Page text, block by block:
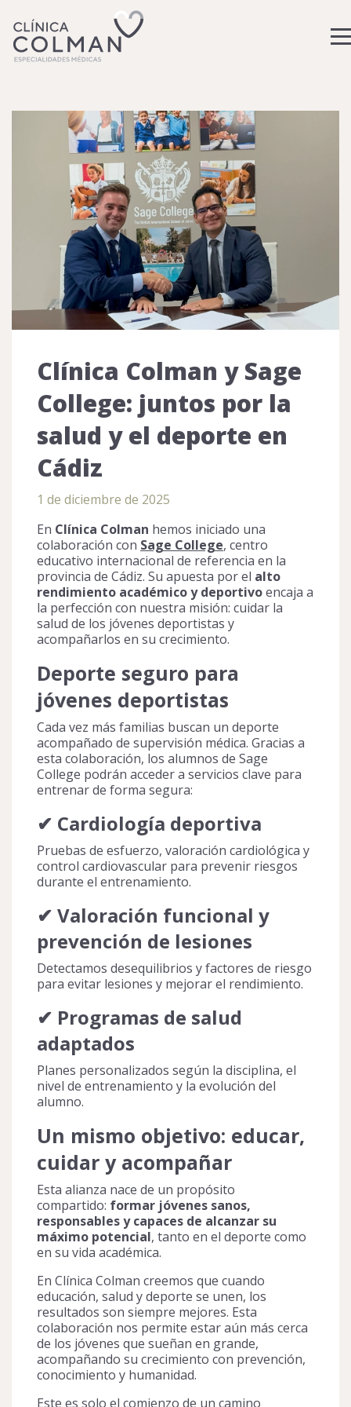
Clínica Colman y Sage
College: juntos por la
salud y el deporte en
Cádiz
1 de diciembre de 2025
En Clínica Colman hemos iniciado una
colaboración con Sage College, centro
educativo internacional de referencia en la
provincia de Cádiz. Su apuesta por el alto
rendimiento académico y deportivoencaja a
la perfección con nuestra misión: cuidar la
salud de los jóvenes deportistas y
acompañarlos en su crecimiento.
Deporte seguro para
jóvenes deportistas
Cada vez más familias buscan un deporte
acompañado de supervisión médica. Gracias a
esta colaboración, los alumnos de Sage
College podrán acceder a servicios clave para
entrenar de forma segura:
✔ Cardiología deportiva
Pruebas de esfuerzo, valoración cardiológica y
control cardiovascular para prevenir riesgos
durante el entrenamiento.
✔ Valoración funcional y
prevención de lesiones
Detectamos desequilibrios y factores de riesgo
para evitar lesiones y mejorar el rendimiento.
✔ Programas de salud
adaptados
Planes personalizados según la disciplina, el
nivel de entrenamiento y la evolución del
alumno.
Un mismo objetivo: educar,
cuidar y acompañar
Esta alianza nace de un propósito
compartido: formar jóvenes sanos,
responsables y capaces de alcanzar su
máximo potencial, tanto en el deporte como
en su vida académica.
En Clínica Colman creemos que cuando
educación, salud y deporte se unen, los
resultados son siempre mejores. Esta
colaboración nos permite estar aún más cerca
de los jóvenes que sueñan en grande,
acompañando su crecimiento con prevención,
conocimiento y humanidad.
Este es solo el comienzo de un camino